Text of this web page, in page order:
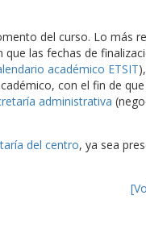
del curso. Lo más
las fechas de
académico ETSIT
con el fin de
administrativa
del centro, ya sea